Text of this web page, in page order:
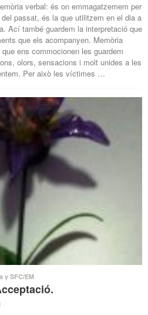
verbal: és on emmagatzemem per
passat, és la que utilitzem en el dia a
Ací també guardem la interpretació que
que els acompanyen. Memòria
ens commocionen les guardem
olors, sensacions i molt unides a les
Per això les víctimes …
y SFC/EM
·